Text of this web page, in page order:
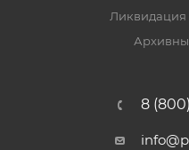
Ликвидация
8